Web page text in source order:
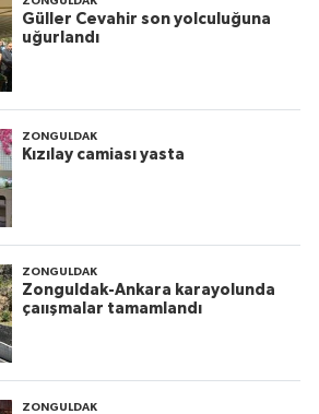
Güller Cevahir son yolculuğuna
uğurlandı
ZONGULDAK
Kızılay camiası yasta
ZONGULDAK
Zonguldak-Ankara karayolunda
çaıışmalar tamamlandı
ZONGULDAK